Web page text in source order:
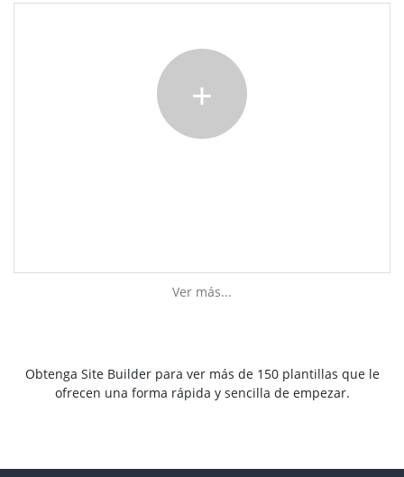
Ver más...
Obtenga Site Builder para ver más de 150 plantillas que le
ofrecen una forma rápida y sencilla de empezar.